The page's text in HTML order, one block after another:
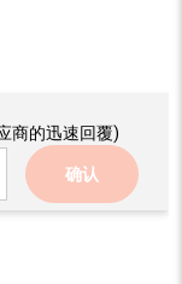
商的迅速回覆)
确认